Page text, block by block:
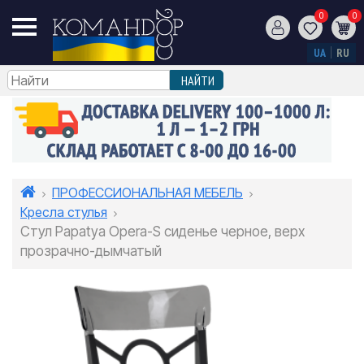
0 0
UA RU
ПРОФЕССИОНАЛЬНАЯ МЕБЕЛЬ
Кресла стулья
Стул Papatya Opera-S сиденье черное, верх
прозрачно-дымчатый